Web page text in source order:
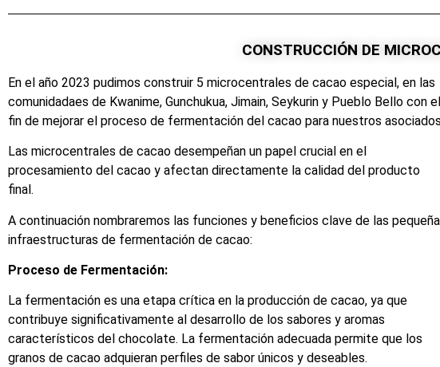
CONSTRUCCIÓN DE
En el año 2023 pudimos construir 5 microcentrales de cacao especial, en las
comunidadaes de Kwanime, Gunchukua, Jimain, Seykurin y Pueblo Bello con el
fin de mejorar el proceso de fermentación del cacao para nuestros
Las microcentrales de cacao desempeñan un papel crucial en el
procesamiento del cacao y afectan directamente la calidad del producto
final.
A continuación nombraremos las funciones y beneficios clave de las
infraestructuras de fermentación de cacao:
Proceso de Fermentación:
La fermentación es una etapa crítica en la producción de cacao, ya que
contribuye significativamente al desarrollo de los sabores y aromas
característicos del chocolate. La fermentación adecuada permite que los
granos de cacao adquieran perfiles de sabor únicos y deseables.